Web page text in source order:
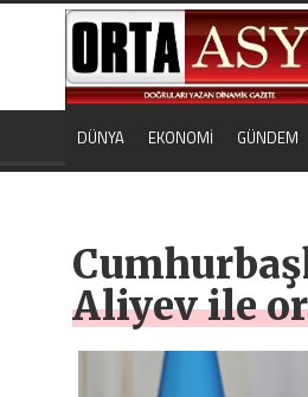
DÜNYA EKONOMİ GÜNDEM
Aliyev ile